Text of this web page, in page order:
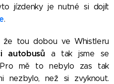
jízdenky je nutné si dojít
.
že tou dobou ve Whistleru
autobusů a tak jsme se
Pro mě to nebylo zas tak
nezbylo, než si zvyknout.